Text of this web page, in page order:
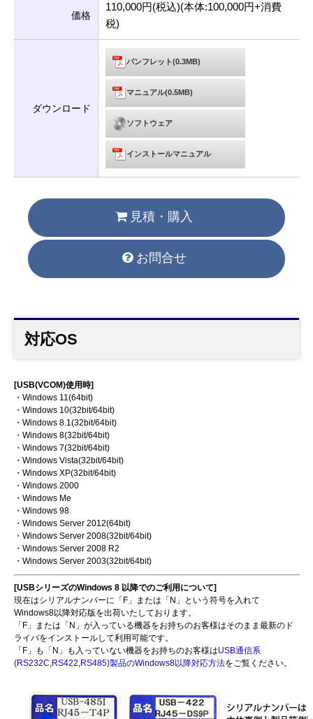
価格
110,000円(税込)(本体:100,000円+消費
税)
ダウンロード
パンフレット(0.3MB)
マニュアル(0.5MB)
ソフトウェア
インストールマニュアル
見積・購入
お問合せ
対応OS
[USB(VCOM)使用時]
・Windows 11(64bit)
・Windows 10(32bit/64bit)
・Windows 8.1(32bit/64bit)
・Windows 8(32bit/64bit)
・Windows 7(32bit/64bit)
・Windows Vista(32bit/64bit)
・Windows XP(32bit/64bit)
・Windows 2000
・Windows Me
・Windows 98
・Windows Server 2012(64bit)
・Windows Server 2008(32bit/64bit)
・Windows Server 2008 R2
・Windows Server 2003(32bit/64bit)
[USBシリーズのWindows 8 以降でのご利用について]
現在はシリアルナンバーに「F」または「N」という符号を入れて
Windows8以降対応版を出荷いたしております。
「F」または「N」が入っている機器をお持ちのお客様はそのまま最新のド
ライバをインストールして利用可能です。
「F」も「N」も入っていない機器をお持ちのお客様はUSB通信系
(RS232C,RS422,RS485)製品のWindows8以降対応方法をご覧ください。